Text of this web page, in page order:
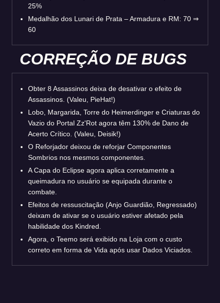
25%
Medalhão dos Lunari de Prata – Armadura e RM: 70 ⇒
60
CORREÇÃO DE BUGS
Obter 8 Assassinos deixa de desativar o efeito de
Assassinos. (Valeu, PieHat!)
Lobo, Margarida, Torre do Heimerdinger e Criaturas do
Vazio do Portal Zz'Rot agora têm 130% de Dano de
Acerto Crítico. (Valeu, Deisik!)
O Reforjador deixou de reforjar Componentes
Sombrios nos mesmos componentes.
A Capa do Eclipse agora aplica corretamente a
queimadura no usuário se equipada durante o
combate.
Efeitos de ressuscitação (Anjo Guardião, Regressado)
deixam de ativar se o usuário estiver afetado pela
habilidade dos Kindred.
Agora, o Teemo será exibido na Loja com o custo
correto em forma de Vida após usar Dados Viciados.